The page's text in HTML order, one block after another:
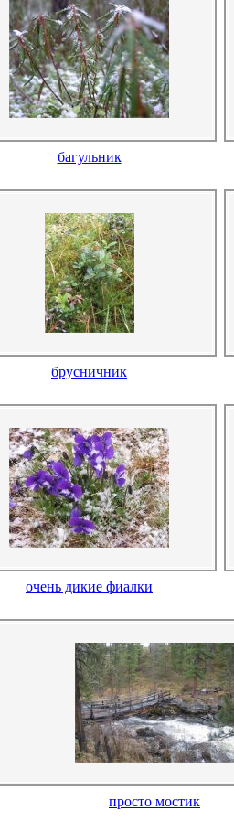
багульник
брусничник
очень дикие фиалки
просто мостик